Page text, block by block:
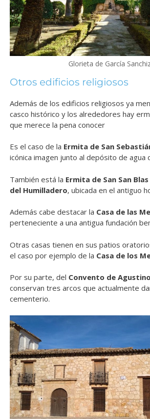
Glorieta de García
Otros edificios religiosos
Además de los edificios religiosos ya
casco histórico y los alrededores hay
que merece la pena conocer
Es el caso de la Ermita de San
icónica imagen junto al depósito de agua
También está la Ermita de San San
del Humilladero, ubicada en el antiguo
Además cabe destacar la Casa de las
perteneciente a una antigua fundación
Otras casas tienen en sus patios
el caso por ejemplo de la Casa de los
Por su parte, del Convento de
conservan tres arcos que actualmente
cementerio.